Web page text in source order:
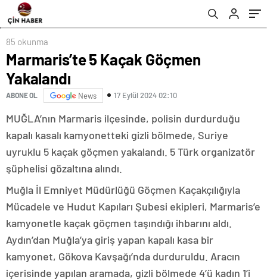
85 okunma
Marmaris’te 5 Kaçak Göçmen
Yakalandı
ABONE OL News 17 Eylül 2024 02:10
MUĞLA’nın Marmaris ilçesinde, polisin durdurduğu
kapalı kasalı kamyonetteki gizli bölmede, Suriye
uyruklu 5 kaçak göçmen yakalandı. 5 Türk organizatör
şüphelisi gözaltına alındı.
Muğla İl Emniyet Müdürlüğü Göçmen Kaçakçılığıyla
Mücadele ve Hudut Kapıları Şubesi ekipleri, Marmaris’e
kamyonetle kaçak göçmen taşındığı ihbarını aldı.
Aydın’dan Muğla’ya giriş yapan kapalı kasa bir
kamyonet, Gökova Kavşağı’nda durduruldu. Aracın
içerisinde yapılan aramada, gizli bölmede 4’ü kadın 1’i